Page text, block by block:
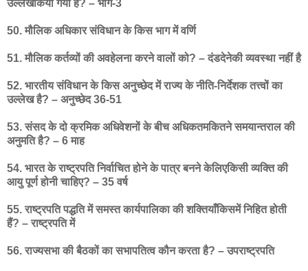
उल्लेखकिया गया है? – भाग-3
50. मौलिक अधिकार संविधान के किस भाग में वर्णि
51. मौलिक कर्तव्यों की अवहेलना करने वालों को? – दंडदेनेकी व्यवस्था नहीं है
52. भारतीय संविधान के किस अनुच्छेद में राज्य के नीति-निर्देशक तत्त्वों का
उल्लेख है? – अनुच्छेद 36-51
53. संसद के दो क्रमिक अधिवेशनों के बीच अधिकतमकितने समयान्तराल की
अनुमति है? – 6 माह
54. भारत के राष्ट्रपति निर्वाचित होने के पात्र बनने केलिएकिसी व्यक्ति की
आयु पूर्ण होनी चाहिए? – 35 वर्ष
55. राष्ट्रपति पद्धति में समस्त कार्यपालिका की शक्तियाँकिसमें निहित होती
हैं? – राष्ट्रपति में
56. राज्यसभा की बैठकों का सभापतित्व कौन करता है? – उपराष्ट्रपति